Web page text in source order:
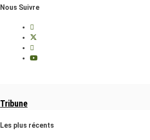
Nous Suivre
Tribune
Les plus récents